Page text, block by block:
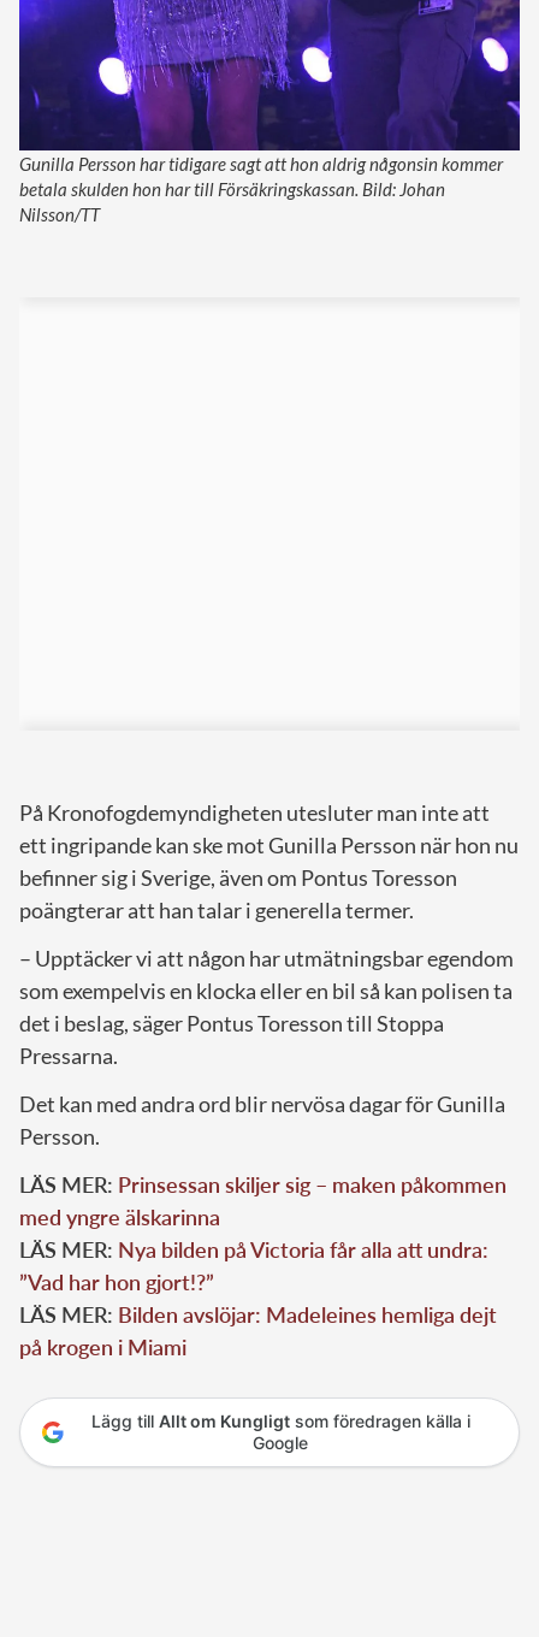
Gunilla Persson har tidigare sagt att hon aldrig någonsin kommer
betala skulden hon har till Försäkringskassan. Bild: Johan
Nilsson/TT
På Kronofogdemyndigheten utesluter man inte att
ett ingripande kan ske mot Gunilla Persson när hon nu
befinner sig i Sverige, även om Pontus Toresson
poängterar att han talar i generella termer.
– Upptäcker vi att någon har utmätningsbar egendom
som exempelvis en klocka eller en bil så kan polisen ta
det i beslag, säger Pontus Toresson till Stoppa
Pressarna.
Det kan med andra ord blir nervösa dagar för Gunilla
Persson.
LÄS MER: Prinsessan skiljer sig – maken påkommen
med yngre älskarinna
LÄS MER: Nya bilden på Victoria får alla att undra:
”Vad har hon gjort!?”
LÄS MER: Bilden avslöjar: Madeleines hemliga dejt
på krogen i Miami
Lägg till Allt om Kungligtsom föredragen källa i
Google